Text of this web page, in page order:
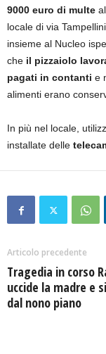
9000 euro di multe
locale di via
insieme al Nucleo
che il pizzaiolo
pagati in contanti e
alimenti erano
In più nel locale,
installate delle
Articolo precedente
Tragedia in corso
uccide la madre e
dal nono piano